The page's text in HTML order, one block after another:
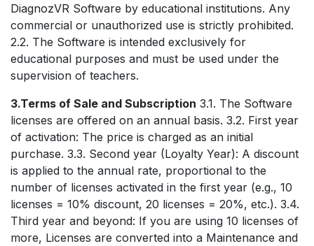
DiagnozVR Software by educational institutions. Any
commercial or unauthorized use is strictly prohibited.
2.2. The Software is intended exclusively for
educational purposes and must be used under the
supervision of teachers.
3.Terms of Sale and Subscription 3.1. The Software
licenses are offered on an annual basis. 3.2. First year
of activation: The price is charged as an initial
purchase. 3.3. Second year (Loyalty Year): A discount
is applied to the annual rate, proportional to the
number of licenses activated in the first year (e.g., 10
licenses = 10% discount, 20 licenses = 20%, etc.). 3.4.
Third year and beyond: If you are using 10 licenses of
more, Licenses are converted into a Maintenance and